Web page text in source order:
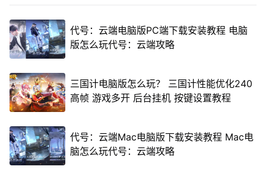
代号：云端电脑版PC端下载安装教程 电脑
版怎么玩代号：云端攻略
三国计电脑版怎么玩？ 三国计性能优化240
高帧 游戏多开 后台挂机 按键设置教程
代号：云端Mac电脑版下载安装教程 Mac电
脑怎么玩代号：云端攻略